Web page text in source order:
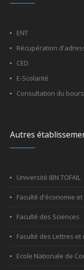
ENT
Récupération
CED
E-Scolarité
Consultation du
Autres
Université IBN TOFAIL
Faculté d'économie
Faculté des Sciences
Faculté des Lettres
Ecole Nationale de